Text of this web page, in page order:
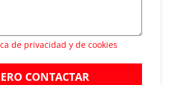
de privacidad y de cookies
CONTACTAR